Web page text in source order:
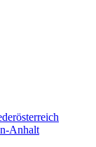
Anhalt